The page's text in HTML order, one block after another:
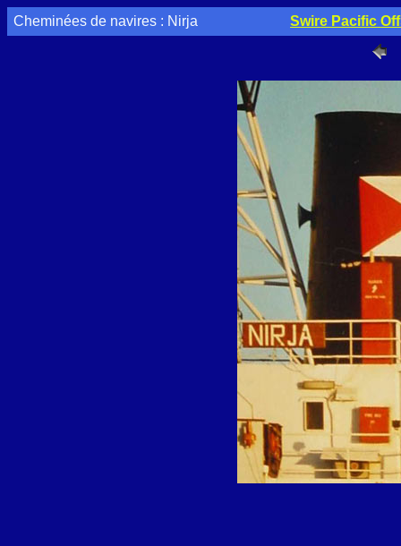
Cheminées de navires : Nirja Swire Pacific